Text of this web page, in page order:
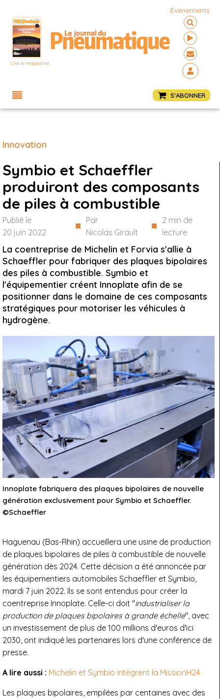
Lire le magazine
Événements
S'ABONNER
Innovation
Symbio et Schaeffler
produiront des composants
de piles à combustible
Publié le
20 juin 2022
■ Par
Nicolas Girault
■ 2 min de
lecture
La coentreprise de Michelin et Forvia s'allie à
Schaeffler pour fabriquer des plaques bipolaires
des piles à combustible. Symbio et
l'équipementier créent Innoplate afin de se
positionner dans le domaine de ces composants
stratégiques pour motoriser les véhicules à
hydrogène.
Innoplate fabriquera des plaques bipolaires de nouvelle
génération exclusivement pour Symbio et Schaeffler.
©Schaeffler
Haguenau (Bas-Rhin) accueillera une usine de production
de plaques bipolaires de piles à combustible de nouvelle
génération dès 2024. Cette décision a été annoncée par
les équipementiers automobiles Schaeffler et Symbio,
mardi 7 juin 2022. Ils se sont entendus pour créer la
coentreprise Innoplate. Celle-ci doit "industrialiser la
production de plaques bipolaires à grande échelle", avec
un investissement de plus de 100 millions d'euros d'ici
2030, ont indiqué les partenaires lors d'une conférence de
presse.
A lire aussi : Michelin et Symbio intègrent la MissionH24
Les plaques bipolaires, empilées par centaines avec des